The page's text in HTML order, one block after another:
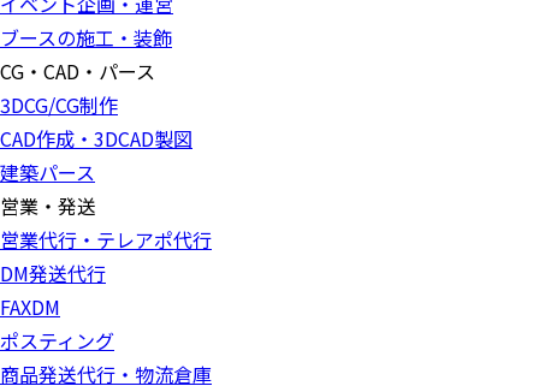
ブースの施工・装飾
CG・CAD・パース
3DCG/CG制作
CAD作成・3DCAD製図
建築パース
営業・発送
営業代行・テレアポ代行
DM発送代行
FAXDM
ポスティング
商品発送代行・物流倉庫